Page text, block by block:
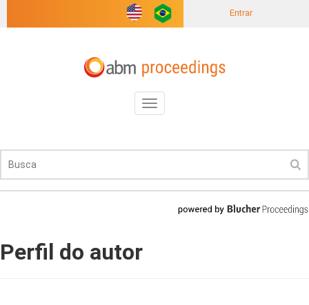
Entrar
Toggle
navigation
Perfil do autor